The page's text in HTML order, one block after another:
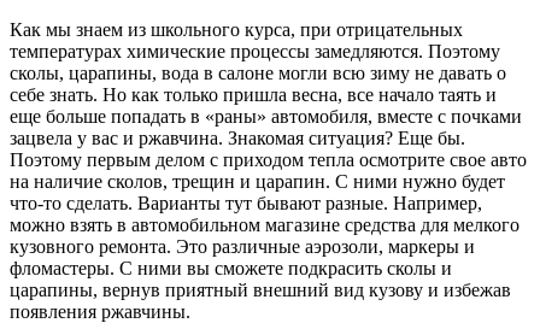
Как мы знаем из школьного курса, при отрицательных
температурах химические процессы замедляются. Поэтому
сколы, царапины, вода в салоне могли всю зиму не давать о
себе знать. Но как только пришла весна, все начало таять и
еще больше попадать в «раны» автомобиля, вместе с почками
зацвела у вас и ржавчина. Знакомая ситуация? Еще бы.
Поэтому первым делом с приходом тепла осмотрите свое авто
на наличие сколов, трещин и царапин. С ними нужно будет
что-то сделать. Варианты тут бывают разные. Например,
можно взять в автомобильном магазине средства для мелкого
кузовного ремонта. Это различные аэрозоли, маркеры и
фломастеры. С ними вы сможете подкрасить сколы и
царапины, вернув приятный внешний вид кузову и избежав
появления ржавчины.